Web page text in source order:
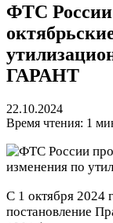
ФТС России
ГАРАНТ
22.10.2024
Время чтения: 1
С 1 октября 2024
постановление